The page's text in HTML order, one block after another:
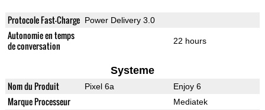
Protocole Fast-Charge Power Delivery 3.0
Autonomie en temps
de conversation
22 hours
Systeme
Nom du Produit Pixel 6a Enjoy 6
Marque Processeur Mediatek